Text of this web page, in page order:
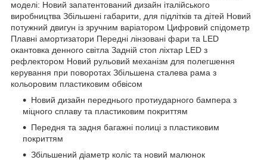
моделі: Новий запатентований дизайн італійського
виробництва Збільшені габарити, для підлітків та дітей Новий
потужний двигун із зручним варіатором Цифровий спідометр
Плавні амортизатори Передні лінзовані фари та LED
окантовка денного світла Задній стоп ліхтар LED з
рефлектором Новий рульовий механізм для полегшення
керування при поворотах Збільшена сталева рама з
кольоровим пластиковим обвісом
Новий дизайн переднього протиударного бампера з
міцного сплаву та пластиковим покриттям
Передня та задня багажні полиці з пластиковим
покриттям
Збільшений діаметр коліс та новий малюнок